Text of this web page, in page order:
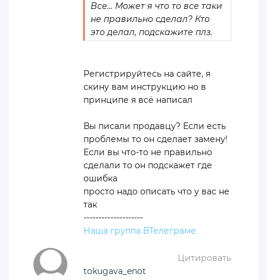
Все... Может я что то все таки
не правильно сделал? Кто
это делал, подскажите плз.
Регистрируйтесь на сайте, я
скину вам инструкцию но в
принципе я всё написал
Вы писали продавцу? Если есть
проблемы то он сделает замену!
Если вы что-то не правильно
сделали то он подскажет где
ошибка
просто надо описать что у вас не
так
--------------------
Наша группа ВТелеграме
Цитировать
tokugava_enot